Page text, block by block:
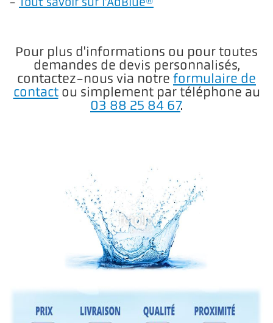
Pour plus d'informations ou pour toutes
demandes de devis personnalisés,
contactez-nous via notre formulaire de
contactou simplement par téléphone au
03 88 25 84 67.